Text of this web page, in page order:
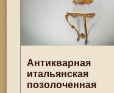
Антикварная
итальянская
позолоченная